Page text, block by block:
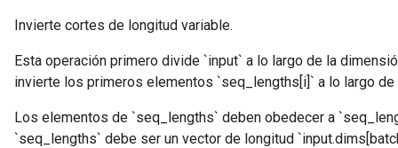
Invierte cortes de longitud variable.
Esta operación primero divide `input` a lo largo de la
invierte los primeros elementos `seq_lengths[i]` a lo largo
Los elementos de `seq_lengths` deben obedecer a
`seq_lengths` debe ser un vector de longitud